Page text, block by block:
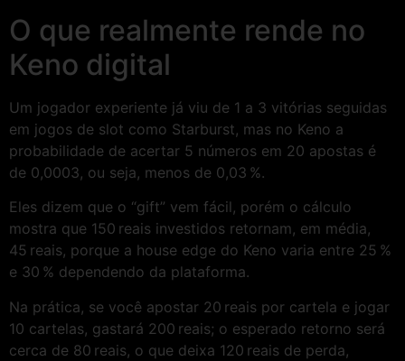
O que realmente rende no
Keno digital
Um jogador experiente já viu de 1 a 3 vitórias seguidas
em jogos de slot como Starburst, mas no Keno a
probabilidade de acertar 5 números em 20 apostas é
de 0,0003, ou seja, menos de 0,03 %.
Eles dizem que o “gift” vem fácil, porém o cálculo
mostra que 150 reais investidos retornam, em média,
45 reais, porque a house edge do Keno varia entre 25 %
e 30 % dependendo da plataforma.
Na prática, se você apostar 20 reais por cartela e jogar
10 cartelas, gastará 200 reais; o esperado retorno será
cerca de 80 reais, o que deixa 120 reais de perda,